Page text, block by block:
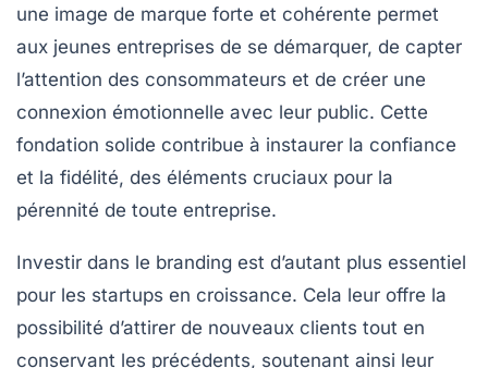
une image de marque forte et cohérente permet
aux jeunes entreprises de se démarquer, de capter
l’attention des consommateurs et de créer une
connexion émotionnelle avec leur public. Cette
fondation solide contribue à instaurer la confiance
et la fidélité, des éléments cruciaux pour la
pérennité de toute entreprise.
Investir dans le branding est d’autant plus essentiel
pour les startups en croissance. Cela leur offre la
possibilité d’attirer de nouveaux clients tout en
conservant les précédents, soutenant ainsi leur